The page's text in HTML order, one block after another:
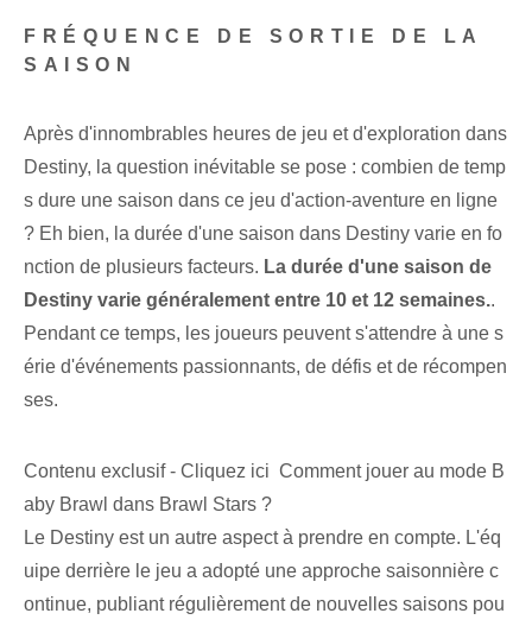
FRÉQUENCE DE SORTIE DE LA
SAISON
Après d'innombrables heures de jeu et d'exploration dans
Destiny, la question inévitable se pose : combien de temp
s dure une saison dans ce jeu d'action-aventure en ligne
? Eh bien, la durée d'une saison dans Destiny varie en fo
nction de plusieurs facteurs. La durée d'une saison de
Destiny varie généralement entre 10 et 12 semaines..
Pendant ce temps, les joueurs peuvent s'attendre à une s
érie d'événements passionnants, de défis et de récompen
ses.
Contenu exclusif - Cliquez ici Comment jouer au mode B
aby Brawl dans Brawl Stars ?
Le Destiny est un autre aspect à prendre en compte. L'éq
uipe derrière le jeu a adopté une approche saisonnière c
ontinue, publiant régulièrement de nouvelles saisons pou